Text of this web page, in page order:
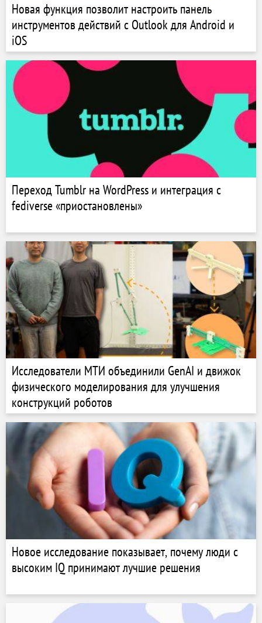
Новая функция позволит настроить панель
инструментов действий с Outlook для Android и
iOS
Переход Tumblr на WordPress и интеграция с
fediverse «приостановлены»
Исследователи МТИ объединили GenAI и движок
физического моделирования для улучшения
конструкций роботов
Новое исследование показывает, почему люди с
высоким IQ принимают лучшие решения